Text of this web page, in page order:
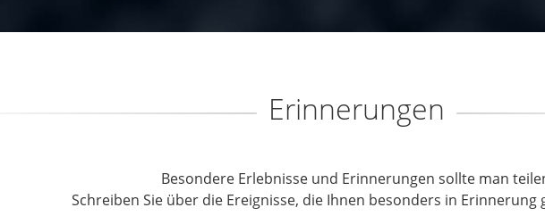
Erinnerungen
Besondere Erlebnisse und Erinnerungen sollte man
Schreiben Sie über die Ereignisse, die Ihnen besonders in Erinnerung